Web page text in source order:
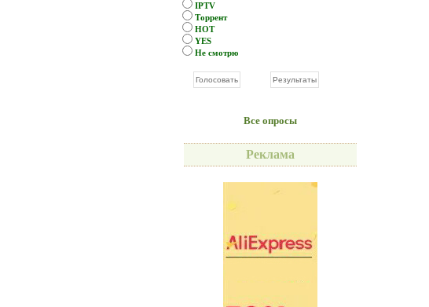
IPTV
Торрент
HOT
YES
Не смотрю
Все опросы
Реклама